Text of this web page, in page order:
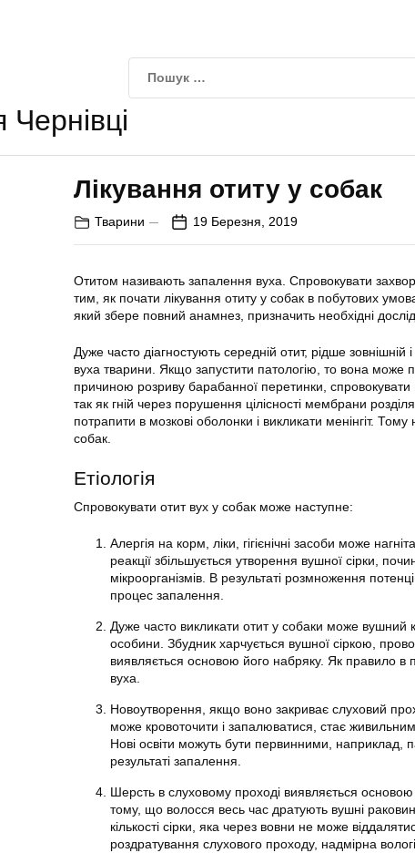
Лікування отиту у собак
Тварини 19 Березня, 2019
Отитом називають запалення вуха. Спровокувати
тим, як почати лікування отиту у собак в побутових
який збере повний анамнез, призначить необхідні
Дуже часто діагностують середній отит, рідше зовнішній
вуха тварини. Якщо запустити патологію, то вона може
причиною розриву барабанної перетинки, спровокувати
так як гній через порушення цілісності мембрани
потрапити в мозкові оболонки і викликати менінгіт.
собак.
Етіологія
Спровокувати отит вух у собак може наступне:
Алергія на корм, ліки, гігієнічні засоби може
реакції збільшується утворення вушної сірки,
мікроорганізмів. В результаті розмноження
процес запалення.
Дуже часто викликати отит у собаки може
особини. Збудник харчується вушної сіркою,
виявляється основою його набряку. Як правило в
вуха.
Новоутворення, якщо воно закриває слуховий
може кровоточити і запалюватися, стає
Нові освіти можуть бути первинними, наприклад,
результаті запалення.
Шерсть в слуховому проході виявляється
тому, що волосся весь час дратують вушні
кількості сірки, яка через вовни не може
роздратування слухового проходу, надмірна